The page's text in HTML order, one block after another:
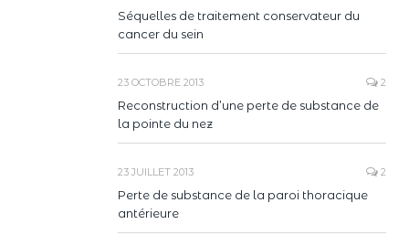
Séquelles de traitement conservateur du
cancer du sein
23 OCTOBRE 2013 2
Reconstruction d’une perte de substance de
la pointe du nez
23 JUILLET 2013 2
Perte de substance de la paroi thoracique
antérieure